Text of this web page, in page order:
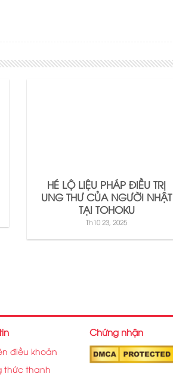
HÉ LỘ LIỆU PHÁP ĐIỀU TRỊ
UNG THƯ CỦA NGƯỜI NHẬT
TẠI TOHOKU
Th10 23, 2025
điều khoản
thức thanh
Chứng nhận